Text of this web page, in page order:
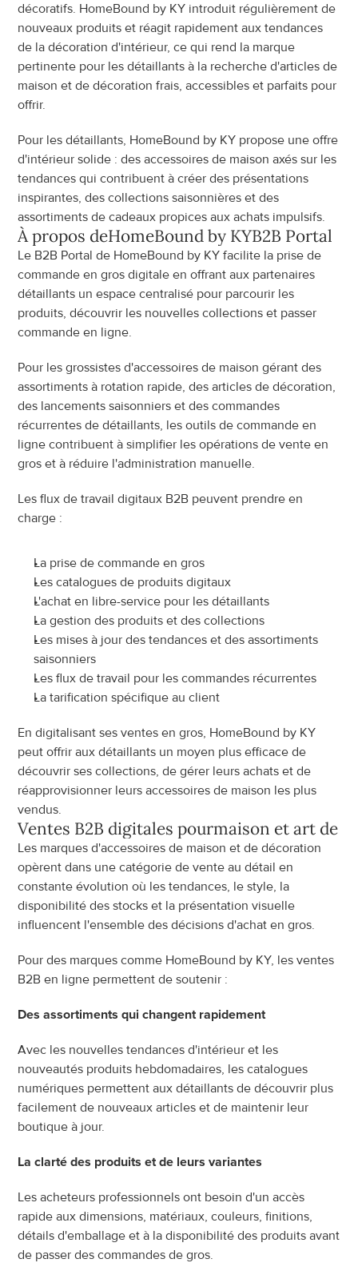
décoratifs. HomeBound by KY introduit régulièrement de
nouveaux produits et réagit rapidement aux tendances
de la décoration d'intérieur, ce qui rend la marque
pertinente pour les détaillants à la recherche d'articles de
maison et de décoration frais, accessibles et parfaits pour
offrir.
Pour les détaillants, HomeBound by KY propose une offre
d'intérieur solide : des accessoires de maison axés sur les
tendances qui contribuent à créer des présentations
inspirantes, des collections saisonnières et des
assortiments de cadeaux propices aux achats impulsifs.
À propos deHomeBound by KYB2B Portal
Le B2B Portal de HomeBound by KY facilite la prise de
commande en gros digitale en offrant aux partenaires
détaillants un espace centralisé pour parcourir les
produits, découvrir les nouvelles collections et passer
commande en ligne.
Pour les grossistes d'accessoires de maison gérant des
assortiments à rotation rapide, des articles de décoration,
des lancements saisonniers et des commandes
récurrentes de détaillants, les outils de commande en
ligne contribuent à simplifier les opérations de vente en
gros et à réduire l'administration manuelle.
Les flux de travail digitaux B2B peuvent prendre en
charge :
La prise de commande en gros
Les catalogues de produits digitaux
L'achat en libre-service pour les détaillants
La gestion des produits et des collections
Les mises à jour des tendances et des assortiments
saisonniers
Les flux de travail pour les commandes récurrentes
La tarification spécifique au client
En digitalisant ses ventes en gros, HomeBound by KY
peut offrir aux détaillants un moyen plus efficace de
découvrir ses collections, de gérer leurs achats et de
réapprovisionner leurs accessoires de maison les plus
vendus.
Ventes B2B digitales pourmaison et art de
Les marques d'accessoires de maison et de décoration
opèrent dans une catégorie de vente au détail en
constante évolution où les tendances, le style, la
disponibilité des stocks et la présentation visuelle
influencent l'ensemble des décisions d'achat en gros.
Pour des marques comme HomeBound by KY, les ventes
B2B en ligne permettent de soutenir :
Des assortiments qui changent rapidement
Avec les nouvelles tendances d'intérieur et les
nouveautés produits hebdomadaires, les catalogues
numériques permettent aux détaillants de découvrir plus
facilement de nouveaux articles et de maintenir leur
boutique à jour.
La clarté des produits et de leurs variantes
Les acheteurs professionnels ont besoin d'un accès
rapide aux dimensions, matériaux, couleurs, finitions,
détails d'emballage et à la disponibilité des produits avant
de passer des commandes de gros.